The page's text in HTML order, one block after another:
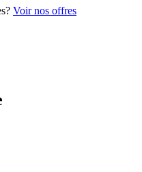
Voir nos offres